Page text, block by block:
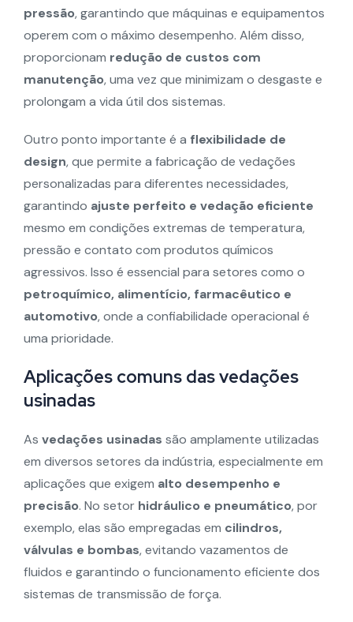
pressão, garantindo que máquinas e equipamentos
operem com o máximo desempenho. Além disso,
proporcionam redução de custos com
manutenção, uma vez que minimizam o desgaste e
prolongam a vida útil dos sistemas.
Outro ponto importante é a flexibilidade de
design, que permite a fabricação de vedações
personalizadas para diferentes necessidades,
garantindo ajuste perfeito e vedação eficiente
mesmo em condições extremas de temperatura,
pressão e contato com produtos químicos
agressivos. Isso é essencial para setores como o
petroquímico, alimentício, farmacêutico e
automotivo, onde a confiabilidade operacional é
uma prioridade.
Aplicações comuns das vedações
usinadas
As vedações usinadas são amplamente utilizadas
em diversos setores da indústria, especialmente em
aplicações que exigem alto desempenho e
precisão. No setor hidráulico e pneumático, por
exemplo, elas são empregadas em cilindros,
válvulas e bombas, evitando vazamentos de
fluidos e garantindo o funcionamento eficiente dos
sistemas de transmissão de força.